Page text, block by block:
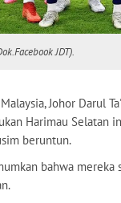
JDT).
Johor Darul
Harimau Selatan
beruntun.
bahwa